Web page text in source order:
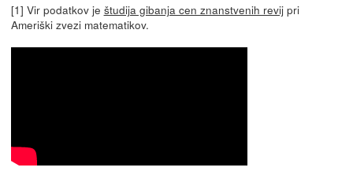
[1] Vir podatkov je študija gibanja cen znanstvenih revijpri
Ameriški zvezi matematikov.